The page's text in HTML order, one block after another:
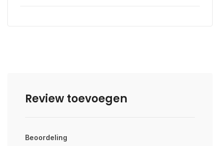
Review toevoegen
Beoordeling